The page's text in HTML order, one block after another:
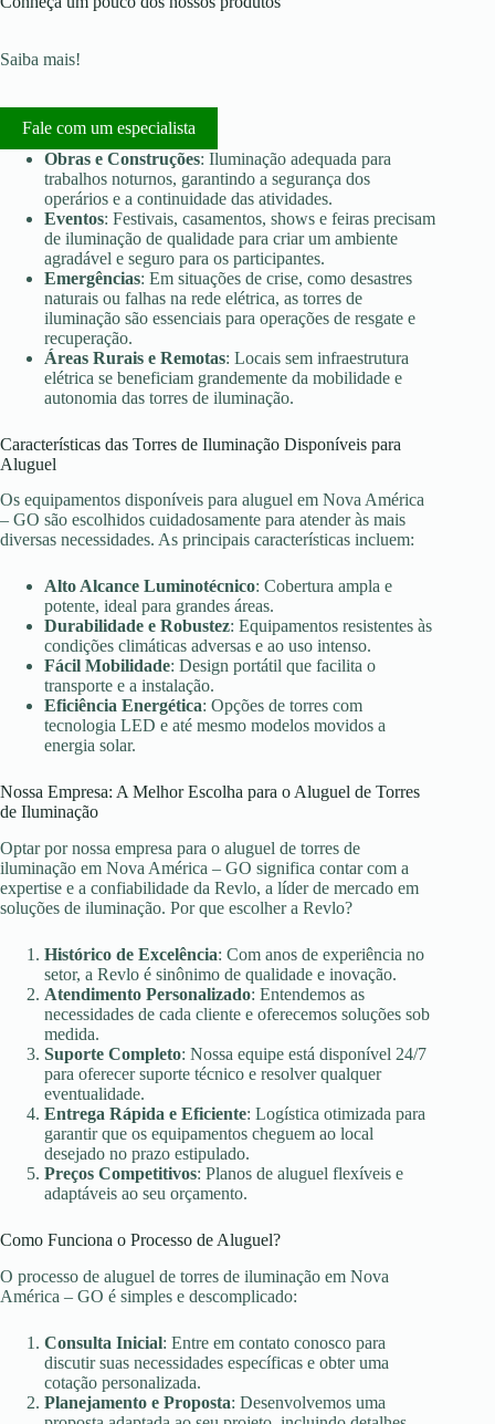
Saiba mais!
Fale com um especialista
Obras e Construções: Iluminação adequada para
trabalhos noturnos, garantindo a segurança dos
operários e a continuidade das atividades.
Eventos: Festivais, casamentos, shows e feiras precisam
de iluminação de qualidade para criar um ambiente
agradável e seguro para os participantes.
Emergências: Em situações de crise, como desastres
naturais ou falhas na rede elétrica, as torres de
iluminação são essenciais para operações de resgate e
recuperação.
Áreas Rurais e Remotas: Locais sem infraestrutura
elétrica se beneficiam grandemente da mobilidade e
autonomia das torres de iluminação.
Características das Torres de Iluminação Disponíveis para
Aluguel
Os equipamentos disponíveis para aluguel em Nova América
– GO são escolhidos cuidadosamente para atender às mais
diversas necessidades. As principais características incluem:
Alto Alcance Luminotécnico: Cobertura ampla e
potente, ideal para grandes áreas.
Durabilidade e Robustez: Equipamentos resistentes às
condições climáticas adversas e ao uso intenso.
Fácil Mobilidade: Design portátil que facilita o
transporte e a instalação.
Eficiência Energética: Opções de torres com
tecnologia LED e até mesmo modelos movidos a
energia solar.
Nossa Empresa: A Melhor Escolha para o Aluguel de Torres
de Iluminação
Optar por nossa empresa para o aluguel de torres de
iluminação em Nova América – GO significa contar com a
expertise e a confiabilidade da Revlo, a líder de mercado em
soluções de iluminação. Por que escolher a Revlo?
Histórico de Excelência: Com anos de experiência no
setor, a Revlo é sinônimo de qualidade e inovação.
Atendimento Personalizado: Entendemos as
necessidades de cada cliente e oferecemos soluções sob
medida.
Suporte Completo: Nossa equipe está disponível 24/7
para oferecer suporte técnico e resolver qualquer
eventualidade.
Entrega Rápida e Eficiente: Logística otimizada para
garantir que os equipamentos cheguem ao local
desejado no prazo estipulado.
Preços Competitivos: Planos de aluguel flexíveis e
adaptáveis ao seu orçamento.
Como Funciona o Processo de Aluguel?
O processo de aluguel de torres de iluminação em Nova
América – GO é simples e descomplicado:
Consulta Inicial: Entre em contato conosco para
discutir suas necessidades específicas e obter uma
cotação personalizada.
Planejamento e Proposta: Desenvolvemos uma